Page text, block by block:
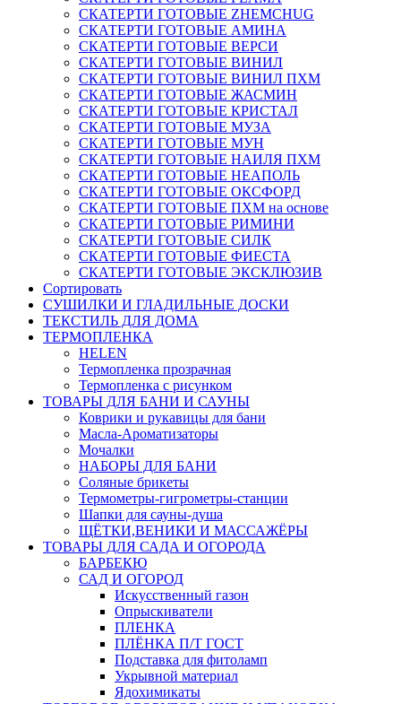
СКАТЕРТИ ГОТОВЫЕ ZHEMCHUG
СКАТЕРТИ ГОТОВЫЕ АМИНА
СКАТЕРТИ ГОТОВЫЕ ВЕРСИ
СКАТЕРТИ ГОТОВЫЕ ВИНИЛ
СКАТЕРТИ ГОТОВЫЕ ВИНИЛ ПХМ
СКАТЕРТИ ГОТОВЫЕ ЖАСМИН
СКАТЕРТИ ГОТОВЫЕ КРИСТАЛ
СКАТЕРТИ ГОТОВЫЕ МУЗА
СКАТЕРТИ ГОТОВЫЕ МУН
СКАТЕРТИ ГОТОВЫЕ НАИЛЯ ПХМ
СКАТЕРТИ ГОТОВЫЕ НЕАПОЛЬ
СКАТЕРТИ ГОТОВЫЕ ОКСФОРД
СКАТЕРТИ ГОТОВЫЕ ПХМ на основе
СКАТЕРТИ ГОТОВЫЕ РИМИНИ
СКАТЕРТИ ГОТОВЫЕ СИЛК
СКАТЕРТИ ГОТОВЫЕ ФИЕСТА
СКАТЕРТИ ГОТОВЫЕ ЭКСКЛЮЗИВ
Сортировать
СУШИЛКИ И ГЛАДИЛЬНЫЕ ДОСКИ
ТЕКСТИЛЬ ДЛЯ ДОМА
ТЕРМОПЛЕНКА
HELEN
Термопленка прозрачная
Термопленка с рисунком
ТОВАРЫ ДЛЯ БАНИ И САУНЫ
Коврики и рукавицы для бани
Масла-Aроматизаторы
Мочалки
НАБОРЫ ДЛЯ БАНИ
Соляные брикеты
Термометры-гигрометры-станции
Шапки для сауны-душа
ЩЁТКИ,ВЕНИКИ И МАССАЖЁРЫ
ТОВАРЫ ДЛЯ САДА И ОГОРОДА
БАРБЕКЮ
САД И ОГОРОД
Искусственный газон
Опрыскиватели
ПЛЕНКА
ПЛЁНКА П/Т ГОСТ
Подставка для фитоламп
Укрывной материал
Ядохимикаты